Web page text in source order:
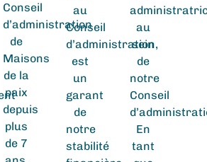
Conseil
d’administration
de
Maisons
de la
paix
depuis
plus
de 7
au
Conseil
d’administration,
est
un
garant
de
notre
stabilité
au
sein
de
notre
Conseil
En
tant